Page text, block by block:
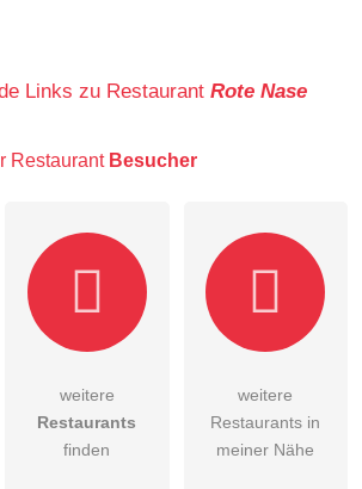
nicht veröffentlicht)
ich dieAGB
habe ich zur Kenntnis genommen.
Links zu Restaurant Rote Nase
Restaurant Besucher
weitere
Restaurants
finden
weitere
Restaurants in
meiner Nähe